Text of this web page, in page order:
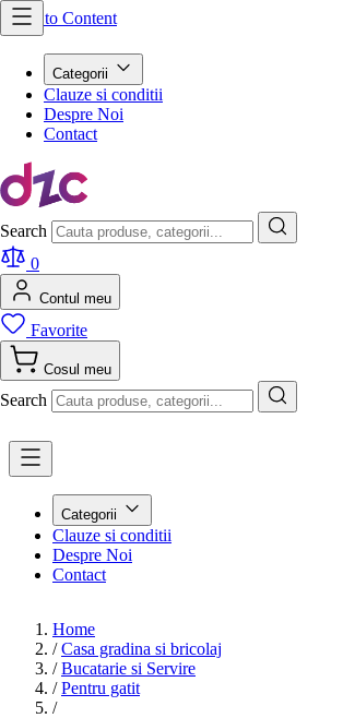
Skip to Content
Categorii
Clauze si conditii
Despre Noi
Contact
Search
0
Contul meu
Favorite
Cosul meu
Search
Categorii
Clauze si conditii
Despre Noi
Contact
Home
/ Casa gradina si bricolaj
/ Bucatarie si Servire
/ Pentru gatit
/